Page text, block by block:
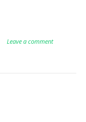
Leave a comment